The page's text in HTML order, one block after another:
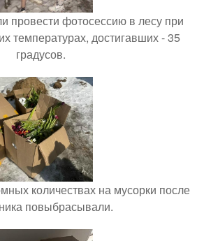
провести фотосессию в лесу при
температурах, достигавших - 35
градусов.
количествах на мусорки после
повыбрасывали.